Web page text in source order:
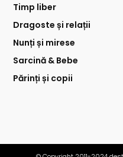
Timp liber
Dragoste și relații
Nunți și mirese
Sarcină & Bebe
Părinți și copii